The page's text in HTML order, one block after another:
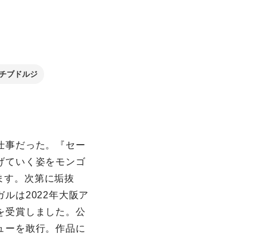
ブドルジ
事だった。『セー
ていく姿をモンゴ
。次第に垢抜
ルは2022年大阪ア
受賞しました。公
ーを敢行。作品に